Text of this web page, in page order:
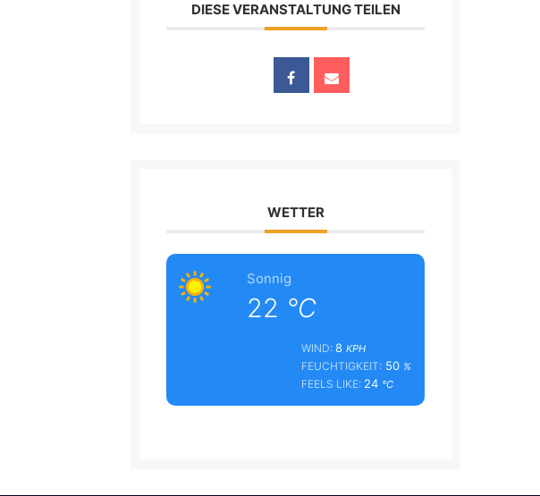
DIESE VERANSTALTUNG TEILEN
WETTER
Sonnig
22 °C
WIND:8 KPH
FEUCHTIGKEIT: 50 %
FEELS LIKE: 24 °C